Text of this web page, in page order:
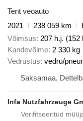
Tent veoauto
2021
238 059 km
Võimsus 207 h.j. (152
Kandevõime 2 330 kg
Vedrustus vedru/
Saksamaa,
Infa Nutzfahrzeuge